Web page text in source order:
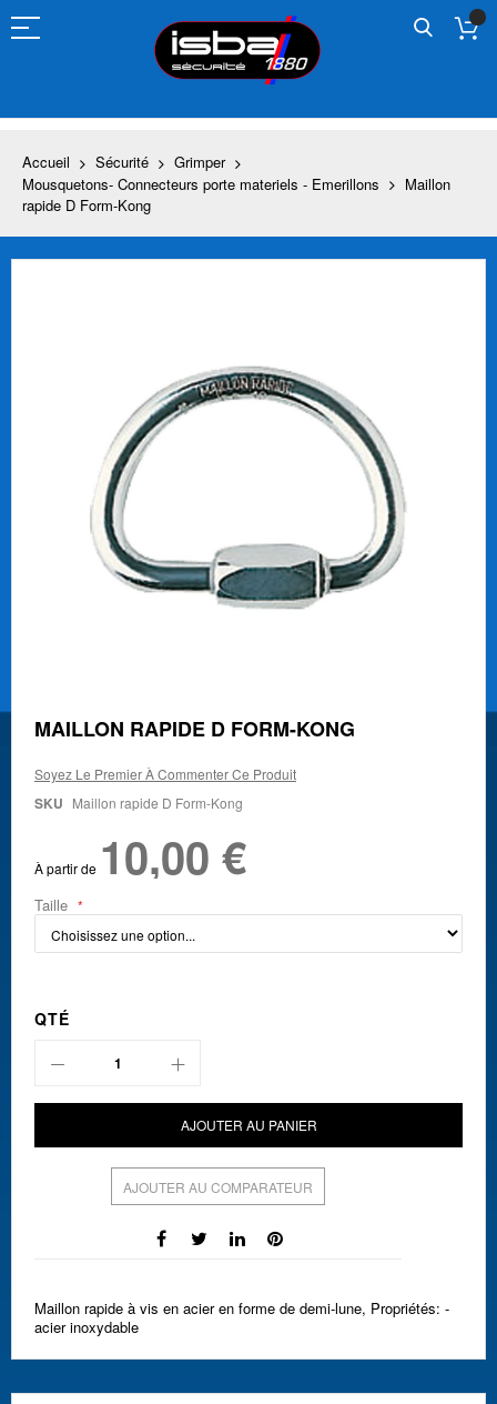
au
contenu
Accueil Sécurité
Grimper
Mousquetons- Connecteurs porte materiels - Emerillons
Maillon
rapide D Form-Kong
Skip
to
beginning
of
MAILLON RAPIDE D FORM-KONG
Soyez Le Premier À Commenter Ce Produit
SKU Maillon rapide D Form-Kong
À partir de 10,00 €
Taille
QTÉ
AJOUTER AU PANIER
AJOUTER AU COMPARATEUR
Maillon rapide à vis en acier en forme de demi-lune, Propriétés: -
acier inoxydable